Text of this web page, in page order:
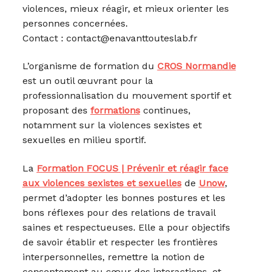
violences, mieux réagir, et mieux orienter les
personnes concernées.
Contact : contact@enavanttouteslab.fr
L’organisme de formation du CROS Normandie
est un outil œuvrant pour la
professionnalisation du mouvement sportif et
proposant des formations continues,
notamment sur la violences sexistes et
sexuelles en milieu sportif.
La Formation FOCUS | Prévenir et réagir face
aux violences sexistes et sexuellesde Unow,
permet d’adopter les bonnes postures et les
bons réflexes pour des relations de travail
saines et respectueuses. Elle a pour objectifs
de savoir établir et respecter les frontières
interpersonnelles, remettre la notion de